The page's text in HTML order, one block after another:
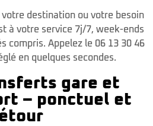
votre destination ou votre besoin
à votre service 7j/7, week-ends
compris. Appelez le 06 13 30 46
en quelques secondes.
gare et
– ponctuel et